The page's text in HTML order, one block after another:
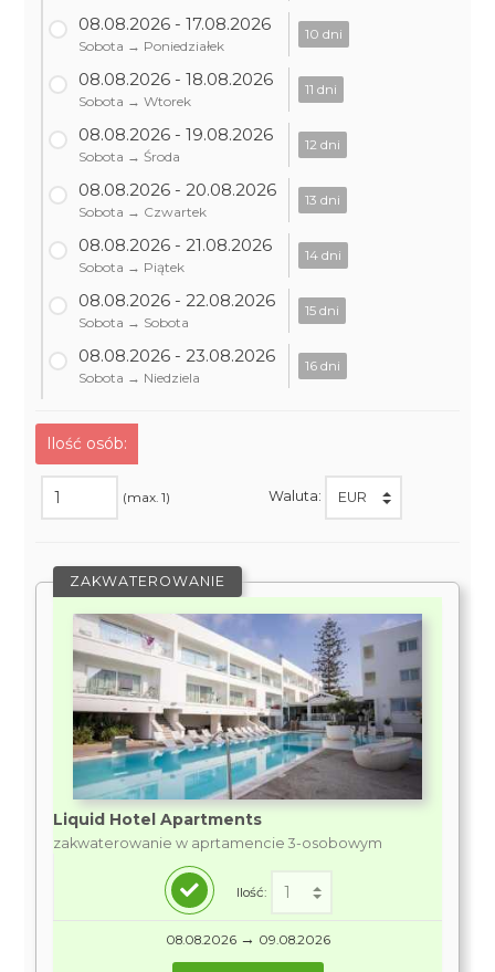
08.08.2026 - 17.08.2026
Sobota → Poniedziałek
10 dni
08.08.2026 - 18.08.2026
Sobota → Wtorek
11 dni
08.08.2026 - 19.08.2026
Sobota → Środa
12 dni
08.08.2026 - 20.08.2026
Sobota → Czwartek
13 dni
08.08.2026 - 21.08.2026
Sobota → Piątek
14 dni
08.08.2026 - 22.08.2026
Sobota → Sobota
15 dni
08.08.2026 - 23.08.2026
Sobota → Niedziela
16 dni
Ilość osób:
(max. 1) Waluta:
ZAKWATEROWANIE
Liquid Hotel Apartments
zakwaterowanie w aprtamencie 3-osobowym
Ilość:
08.08.2026 → 09.08.2026